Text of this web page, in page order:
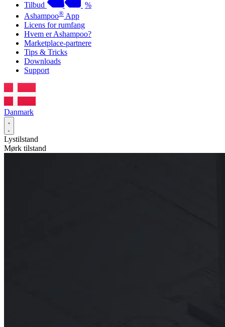
Tilbud
%
Ashampoo® App
Licens for rumfang
Hvem er Ashampoo?
Marketplace-partnere
Tips & Tricks
Downloads
Support
Danmark
Lystilstand
Mørk tilstand